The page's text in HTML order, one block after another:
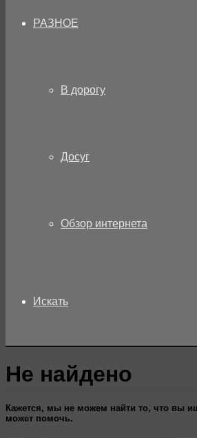
РАЗНОЕ
В дорогу
Досуг
Обзор интернета
Искать
Не найдено
Кажется, мы не можем найти то, что вы
может помочь.